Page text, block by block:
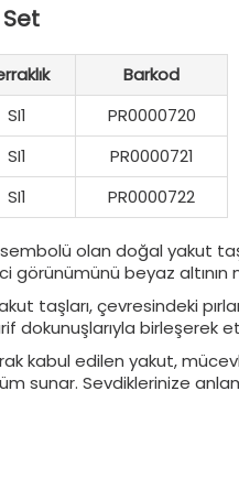
Barkod
SI1
PR0000720
SI1
PR0000721
SI1 PR0000722
olan doğal yakut
görünümünü beyaz
taşları, çevresindeki
dokunuşlarıyla birleşerek
edilen yakut,
sunar. Sevdiklerinize